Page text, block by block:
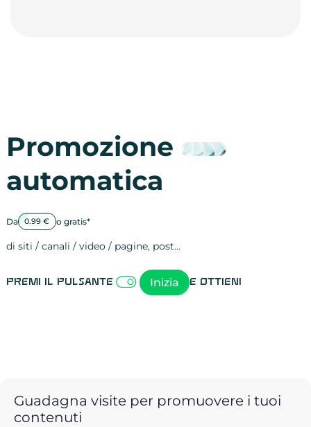
Promozione
automatica
Da 0.99 € o gratis*
di siti / canali / video / pagine, post…
Premi il pulsante Inizia e ottieni
Guadagna visite per promuovere i tuoi
contenuti